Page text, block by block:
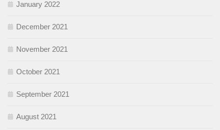
January 2022
December 2021
November 2021
October 2021
September 2021
August 2021